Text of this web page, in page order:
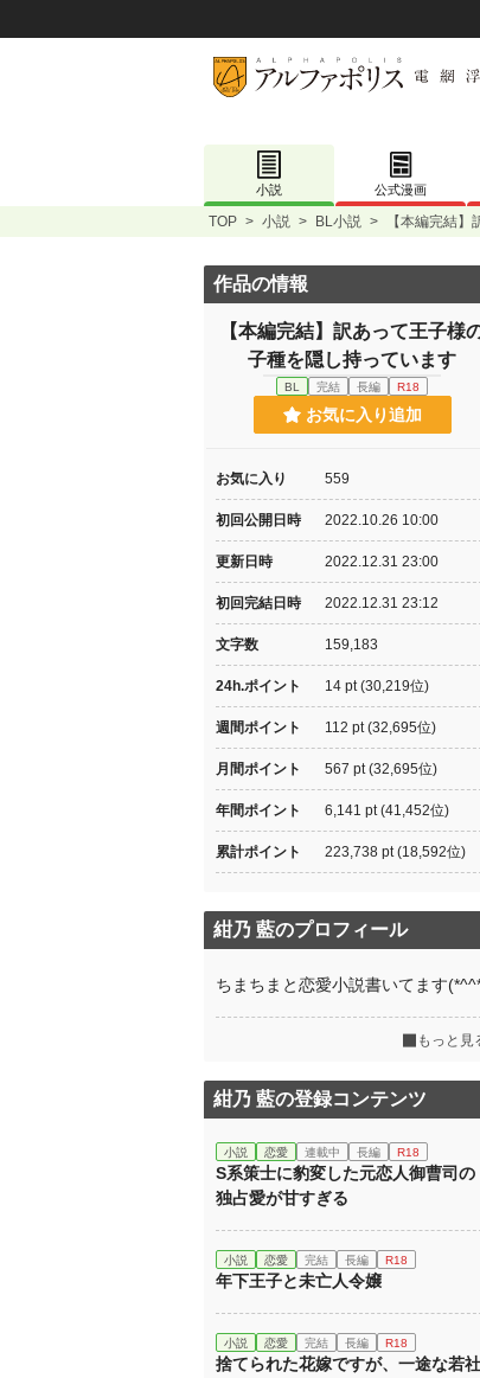
小説 公式漫画
TOP > 小説 > BL小説 > 【本編完結
作品の情報
【本編完結】訳あって王子様
子種を隠し持っています
BL 完結 長編 R18
お気に入り追加
お気に入り 559
初回公開日時 2022.10.26 10:00
更新日時 2022.12.31 23:00
初回完結日時 2022.12.31 23:12
文字数 159,183
24h.ポイント 14 pt (30,219位)
週間ポイント 112 pt (32,695位)
月間ポイント 567 pt (32,695位)
年間ポイント 6,141 pt (41,452位)
累計ポイント 223,738 pt (18,592位)
紺乃 藍のプロフィール
ちまちまと恋愛小説書いてます
もっと見
紺乃 藍の登録コンテンツ
小説 恋愛 連載中 長編 R18
S系策士に豹変した元恋人御曹司の
独占愛が甘すぎる
小説 恋愛 完結 長編 R18
年下王子と未亡人令嬢
小説 恋愛 完結 長編 R18
捨てられた花嫁ですが、一途な若社